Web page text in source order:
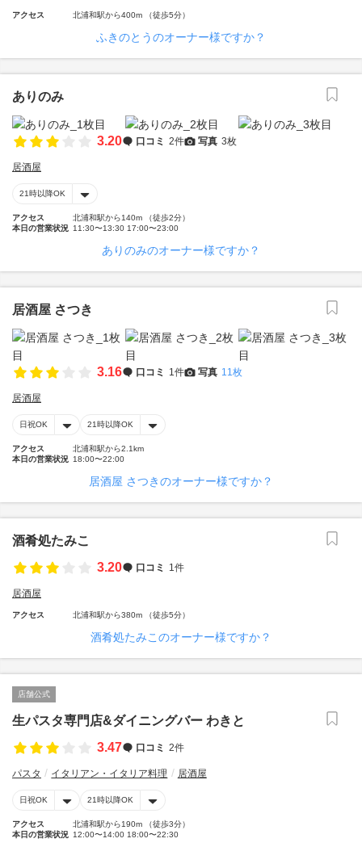
アクセス 北浦和駅から400m （徒歩5分）
ふきのとうのオーナー様ですか？
ありのみ
3.20 口コミ 2件 写真 3枚
居酒屋
21時以降OK
アクセス
北浦和駅から140m （徒歩2分）
本日の営業状況 11:30〜13:30 17:00〜23:00
ありのみのオーナー様ですか？
居酒屋 さつき
3.16 口コミ 1件 写真 11枚
居酒屋
日祝OK 21時以降OK
アクセス
北浦和駅から2.1km
本日の営業状況 18:00〜22:00
居酒屋 さつきのオーナー様ですか？
酒肴処たみこ
3.20
口コミ 1件
居酒屋
アクセス 北浦和駅から380m （徒歩5分）
酒肴処たみこのオーナー様ですか？
店舗公式
生パスタ専門店&ダイニングバー わきと
3.47
口コミ 2件
パスタ イタリアン・イタリア料理 居酒屋
日祝OK 21時以降OK
アクセス
北浦和駅から190m （徒歩3分）
本日の営業状況 12:00〜14:00 18:00〜22:30